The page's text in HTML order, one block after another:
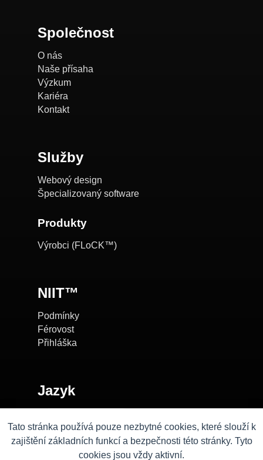
Tato stránka používá pouze nezbytné cookies, které slouží k
zajištění základních funkcí a bezpečnosti této stránky. Tyto
cookies jsou vždy aktivní.
Společnost
O nás
Naše přísaha
Výzkum
Kariéra
Kontakt
Služby
Webový design
Špecializovaný software
Produkty
Výrobci (FLoCK™)
NIIT™
Podmínky
Férovost
Přihláška
Jazyk
CZ